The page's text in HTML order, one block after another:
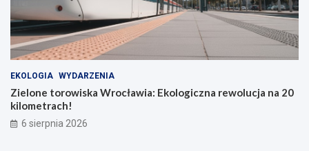
EKOLOGIA WYDARZENIA
Zielone torowiska Wrocławia: Ekologiczna rewolucja na 20
kilometrach!
6 sierpnia 2026